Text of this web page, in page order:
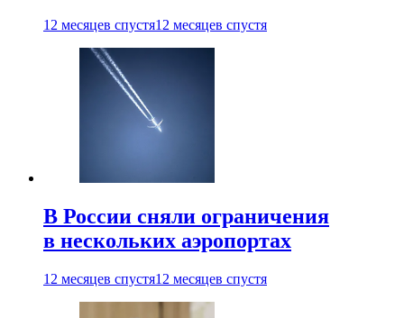
12 месяцев спустя12 месяцев спустя
В России сняли ограничения
в нескольких аэропортах
12 месяцев спустя12 месяцев спустя